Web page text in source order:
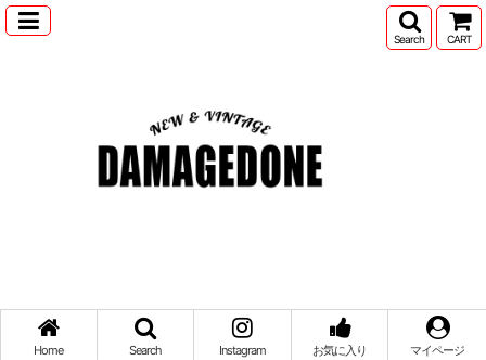
Search CART
Home Search Instagram お気に入り マイページ